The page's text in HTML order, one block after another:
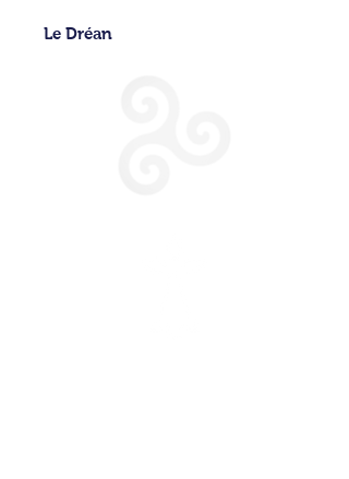
Le Dréan